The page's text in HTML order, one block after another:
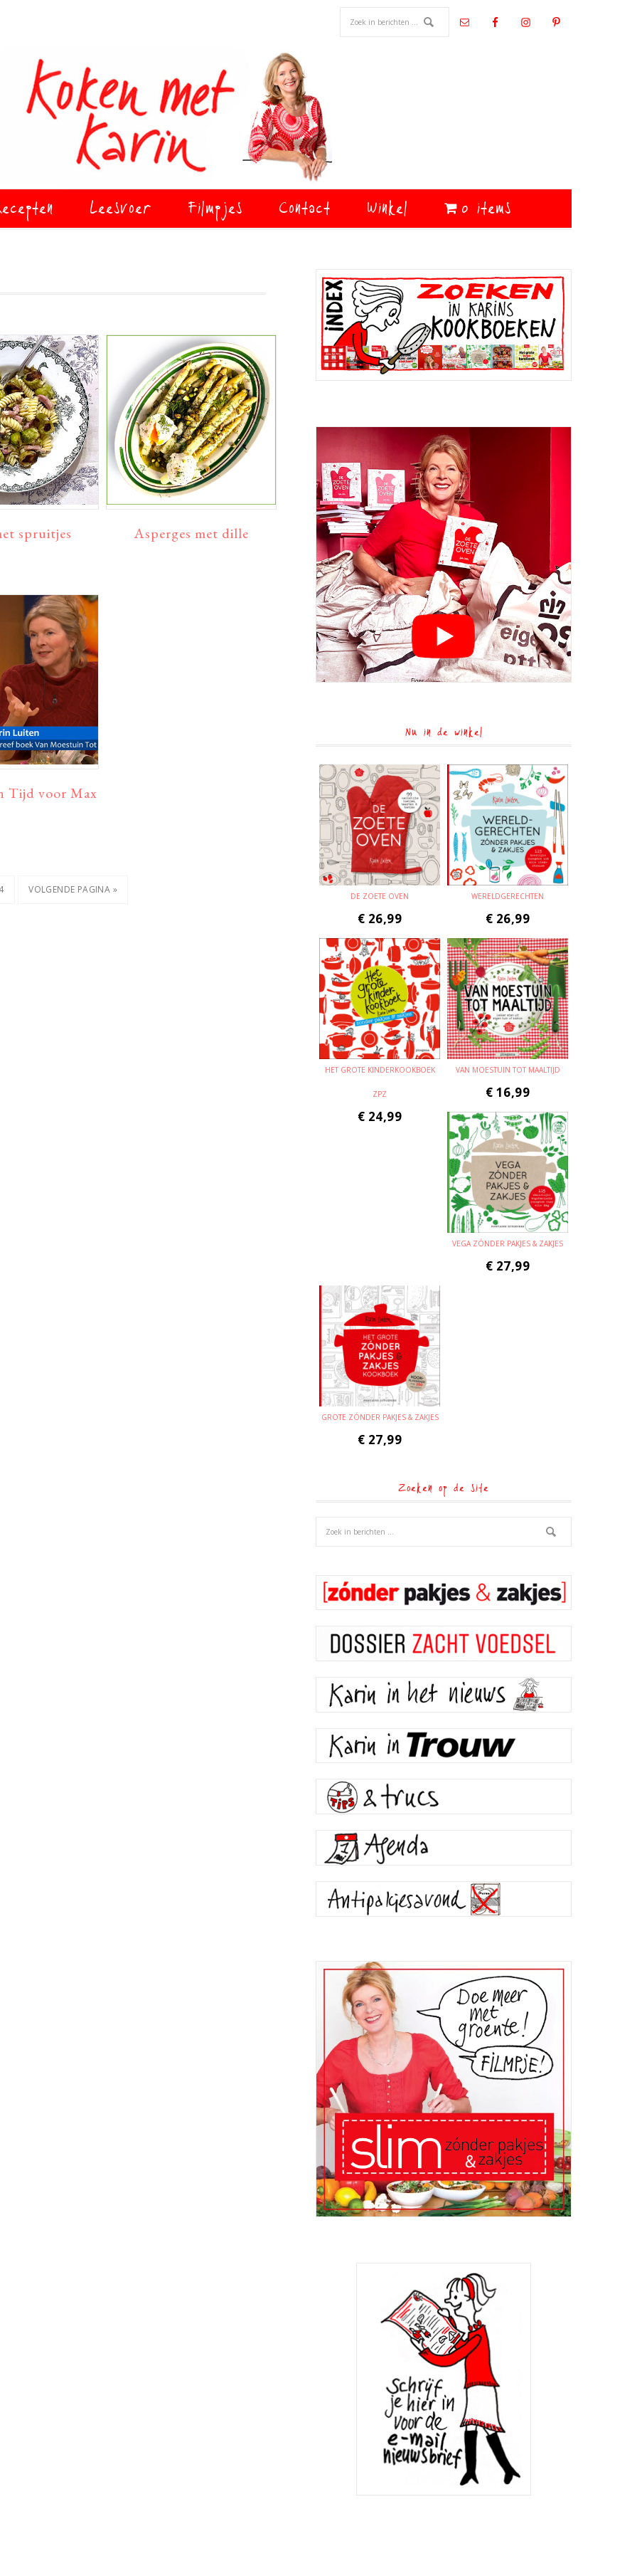
Leesvoer Filmpjes Contact Winkel 0 items
spruitjes Asperges met dille
Tijd voor Max
PAGINA
4
GA
VOLGENDE PAGINA »
Primaire
Sidebar
Nu in de winkel
DE ZOETE OVEN
€ 26,99
WERELDGERECHTEN
€ 26,99
HET GROTE KINDERKOOKBOEK
ZPZ
€ 24,99
VAN MOESTUIN TOT MAALTIJD
€ 16,99
VEGA ZÓNDER PAKJES & ZAKJES
€ 27,99
GROTE ZÓNDER PAKJES & ZAKJES
€ 27,99
Zoeken op de site